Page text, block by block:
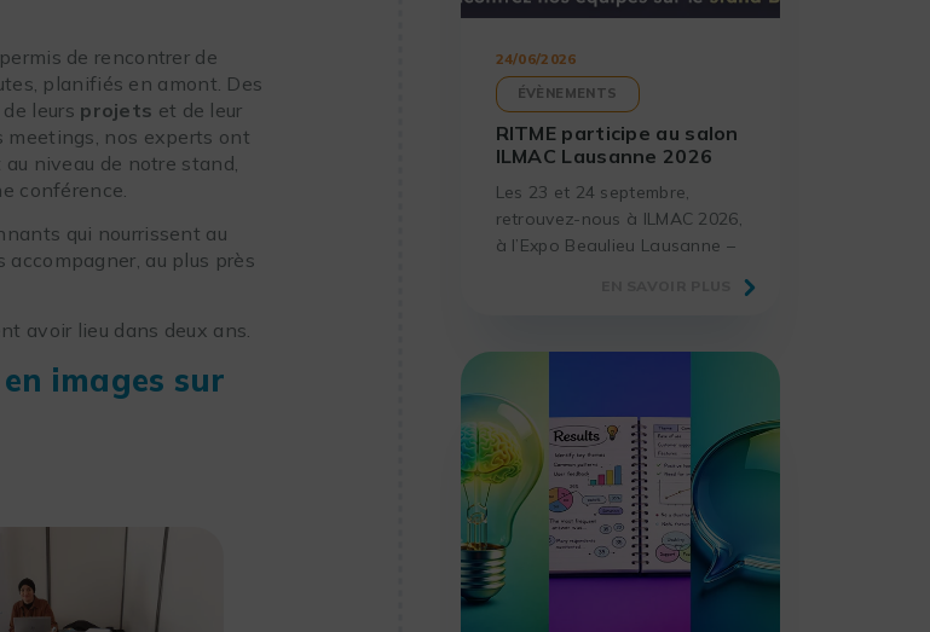
de rencontrer de
planifiés en amont. Des
leurs projets et de leur
meetings, nos experts ont
niveau de notre stand,
conférence.
qui nourrissent au
au plus près
avoir lieu dans deux ans.
images sur
24/06/2026
ÉVÈNEMENTS
RITME participe au salon
ILMAC Lausanne 2026
Les 23 et 24 septembre,
retrouvez-nous à ILMAC 2026,
à l’Expo Beaulieu Lausanne –
science.